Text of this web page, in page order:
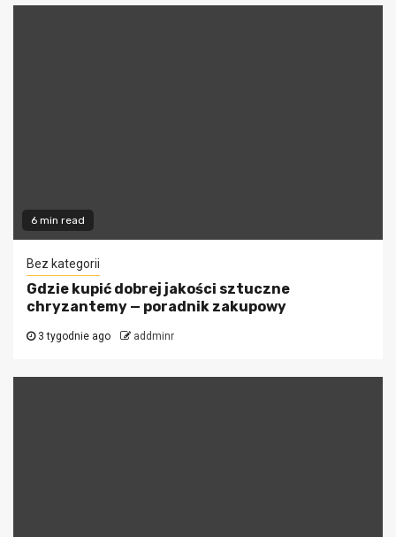
6 min read
Bez kategorii
Gdzie kupić dobrej jakości sztuczne
chryzantemy — poradnik zakupowy
3 tygodnie ago addminr